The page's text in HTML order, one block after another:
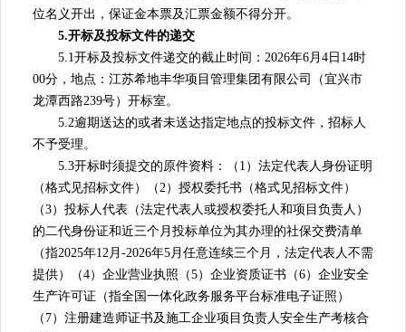
位名义开出，保证金本票及汇票金额不得分开。
5.开标及投标文件的递交
5.1开标及投标文件递交的截止时间：2026年6月4日14时
00分，地点：江苏希地丰华项目管理集团有限公司（宜兴市
龙潭西路239号）开标室。
5.2逾期送达的或者未送达指定地点的投标文件，招标人
不予受理。
5.3开标时须提交的原件资料：（1）法定代表人身份证明
（格式见招标文件）（2）授权委托书（格式见招标文件）
（3）投标人代表（法定代表人或授权委托人和项目负责人）
的二代身份证和近三个月投标单位为其办理的社保交费清单
（指2025年12月-2026年5月任意连续三个月，法定代表人不需
提供）（4）企业营业执照（5）企业资质证书（6）企业安全
生产许可证（指全国一体化政务服务平台标准电子证照）
（7）注册建造师证书及施工企业项目负责人安全生产考核合